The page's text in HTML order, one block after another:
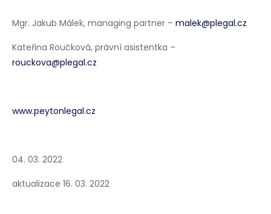
Mgr. Jakub Málek, managing partner – malek@plegal.cz
Kateřina Roučková, právní asistentka –
rouckova@plegal.cz
www.peytonlegal.cz
04. 03. 2022
aktualizace 16. 03. 2022